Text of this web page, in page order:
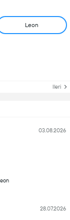
Leon
Ileri
03.08.2026
28.07.2026